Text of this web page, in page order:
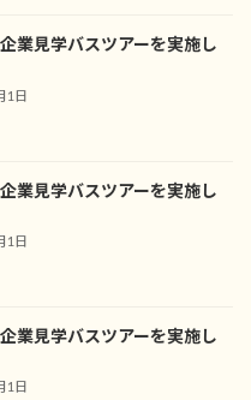
業見学バスツアーを実施し
1日
業見学バスツアーを実施し
1日
業見学バスツアーを実施し
1日